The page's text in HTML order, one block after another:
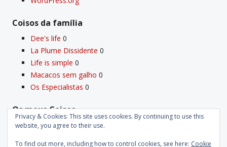
Coisos da famí­lia
Dee's life 0
La Plume Dissidente 0
Life is simple 0
Macacos sem galho 0
Os Especialistas 0
Os meus Coisos
Deus0
Privacy & Cookies: This site uses cookies. By continuing to use this
website, you agree to their use.
To find out more, including how to control cookies, see here: Cookie